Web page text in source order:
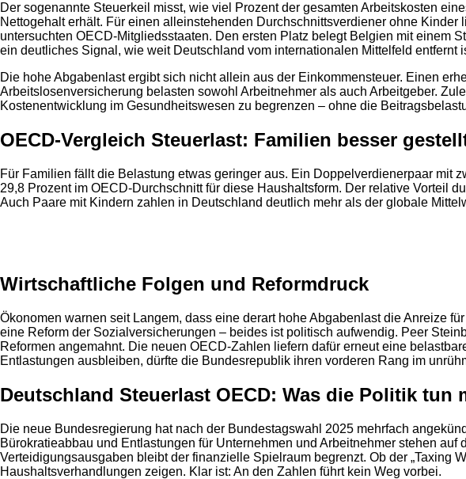
Der sogenannte Steuerkeil misst, wie viel Prozent der gesamten Arbeitskosten
Nettogehalt erhält. Für einen alleinstehenden Durchschnittsverdiener ohne
untersuchten OECD-Mitgliedsstaaten. Den ersten Platz belegt Belgien mit einem
ein deutliches Signal, wie weit Deutschland vom internationalen Mittelfeld entfernt
Die hohe Abgabenlast ergibt sich nicht allein aus der Einkommensteuer. Einen
Arbeitslosenversicherung belasten sowohl Arbeitnehmer als auch Arbeitgeber.
Kostenentwicklung im Gesundheitswesen zu begrenzen – ohne die
OECD-Vergleich Steuerlast: Familien besser
Für Familien fällt die Belastung etwas geringer aus. Ein Doppelverdienerpaar mit
29,8 Prozent im OECD-Durchschnitt für diese Haushaltsform. Der relative Vorteil
Auch Paare mit Kindern zahlen in Deutschland deutlich mehr als der globale
Wirtschaftliche Folgen und Reformdruck
Ökonomen warnen seit Langem, dass eine derart hohe Abgabenlast die Anreize
eine Reform der Sozialversicherungen – beides ist politisch aufwendig. Peer
Reformen angemahnt. Die neuen OECD-Zahlen liefern dafür erneut eine
Entlastungen ausbleiben, dürfte die Bundesrepublik ihren vorderen Rang im
Deutschland Steuerlast OECD: Was die Politik tun
Die neue Bundesregierung hat nach der Bundestagswahl 2025 mehrfach
Bürokratieabbau und Entlastungen für Unternehmen und Arbeitnehmer stehen
Verteidigungsausgaben bleibt der finanzielle Spielraum begrenzt. Ob der „Taxing
Haushaltsverhandlungen zeigen. Klar ist: An den Zahlen führt kein Weg vorbei.